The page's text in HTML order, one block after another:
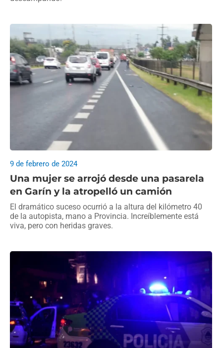
Una mujer se arrojó desde una pasarela
en Garín y la atropelló un camión
9 de febrero de 2024
El dramático suceso ocurrió a la altura del kilómetro 40
de la autopista, mano a Provincia. Increíblemente está
viva, pero con heridas graves.